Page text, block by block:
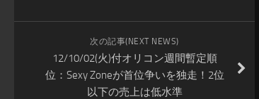
次の記事(NEXT NEWS)
12/10/02(火)付オリコン週間暫定順
位：Sexy Zoneが首位争いを独走！2位
以下の売上は低水準